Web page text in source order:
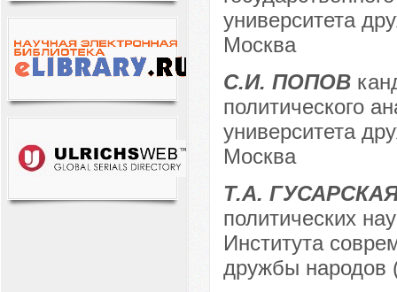
университета
Москва
С.И. ПОПОВ
политического
университета
Москва
Т.А.
политических
Института
дружбы народов